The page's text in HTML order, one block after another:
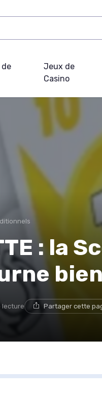
Jeux de
Casino
: la
lecture Partager cette